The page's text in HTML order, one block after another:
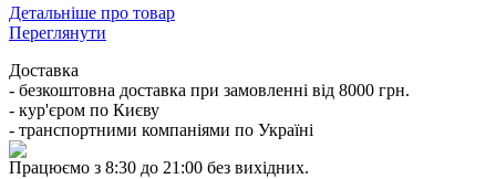
Детальніше про товар
Переглянути
Доставка
- безкоштовна доставка при замовленні від 8000 грн.
- кур'єром по Києву
- транспортними компаніями по Україні
Працюємо з 8:30 до 21:00 без вихідних.